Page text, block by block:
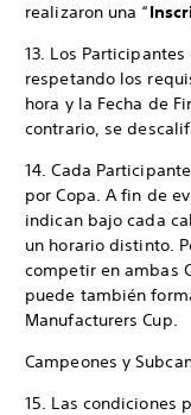
realizaron una “
13. Los
respetando los
hora y la Fecha de
contrario, se
14. Cada
por Copa. A fin de
indican bajo cada
un horario distinto.
competir en ambas
puede también
Manufacturers Cup.
Campeones y
15. Las condiciones